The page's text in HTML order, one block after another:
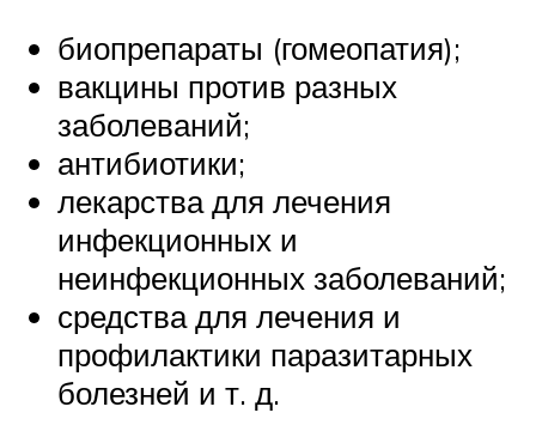
биопрепараты (гомеопатия);
вакцины против разных
заболеваний;
антибиотики;
лекарства для лечения
инфекционных и
неинфекционных заболеваний;
средства для лечения и
профилактики паразитарных
болезней и т. д.